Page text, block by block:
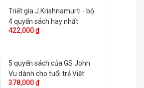
GIỚI TÂM LINH HUYỀN BÍ QUA
PHONG
VU) sẽ vén tấm màn, giúp bạn
Đông đầy bí ẩn về đa dạng:
những năng lực thần bí... đã đạt
Triết gia J.Krishnamurti - bộ
4 quyển sách hay nhất
422,000 ₫
5 quyển sách của GS John
Vu dành cho tuổi trẻ Việt
378,000 ₫